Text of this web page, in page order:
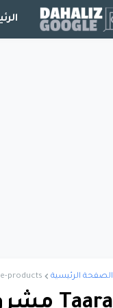
الصفحة الرئيسية products